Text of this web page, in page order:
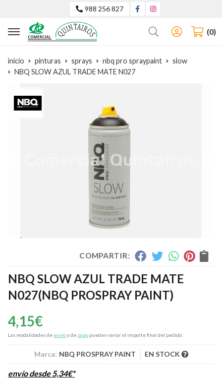
988 256 827
Buscar 0
inicio pinturas sprays nbq pro spraypaint
slow
NBQ SLOW AZUL TRADE MATE N027
COMPARTIR:
NBQ SLOW AZUL TRADE MATE
N027(NBQ PROSPRAY PAINT)
4,15€
Las modalidades de envíoy de pago pueden variar el importe final del pedido.
Marca: NBQ PROSPRAY PAINT EN STOCK
envío desde5,34€*